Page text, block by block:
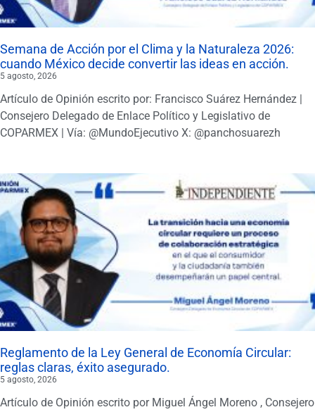
Semana de Acción por el Clima y la Naturaleza 2026:
cuando México decide convertir las ideas en acción.
5 agosto, 2026
Artículo de Opinión escrito por: Francisco Suárez Hernández |
Consejero Delegado de Enlace Político y Legislativo de
COPARMEX | Vía: @MundoEjecutivo X: @panchosuarezh
Reglamento de la Ley General de Economía Circular:
reglas claras, éxito asegurado.
5 agosto, 2026
Artículo de Opinión escrito por Miguel Ángel Moreno , Consejero